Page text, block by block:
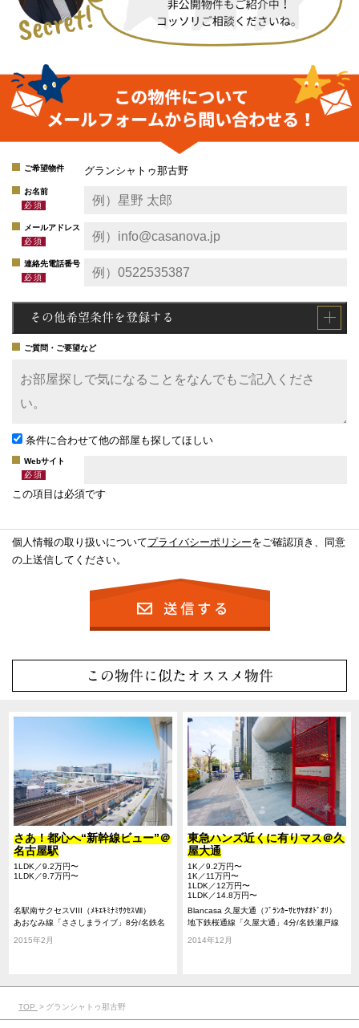
ご希望物件 グランシャトゥ那古野
お名前
メールアドレス
連絡先電話番号
その他希望条件を登録する
ご質問・ご要望など
条件に合わせて他の部屋も探してほしい
Webサイト
この項目は必須です
個人情報の取り扱いについてプライバシーポリシーをご確認頂き、同意
の上送信してください。
この物件に似たオススメ物件
さあ！都心へ“新幹線ビュー”＠
名古屋駅
1LDK／9.2万円〜
1LDK／9.7万円〜
名駅南サクセスVIII（ﾒｷｴｷﾐﾅﾐｻｸｾｽⅧ）
あおなみ線「ささしまライブ」8分/名鉄名
「名古屋」14分
2015年2月
東急ハンズ近くに有りマス＠久
屋大通
1K／9.2万円〜
1K／11万円〜
1LDK／12万円〜
1LDK／14.8万円〜
Blancasa 久屋大通（ﾌﾞﾗﾝｶｰｻﾋｻﾔｵｵﾄﾞｵﾘ）
地下鉄桜通線「久屋大通」4分/名鉄瀬戸線
名城線「久屋大通」4分
2014年12月
TOP グランシャトゥ那古野